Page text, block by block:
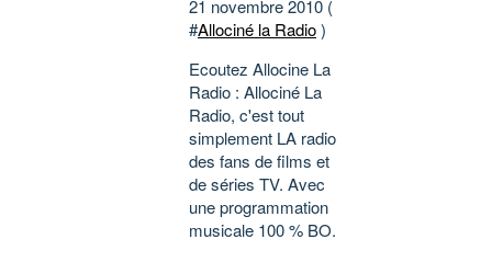
21 novembre 2010 (
#Allociné la Radio)
Ecoutez Allocine La
Radio : Allociné La
Radio, c'est tout
simplement LA radio
des fans de films et
de séries TV. Avec
une programmation
musicale 100 % BO.